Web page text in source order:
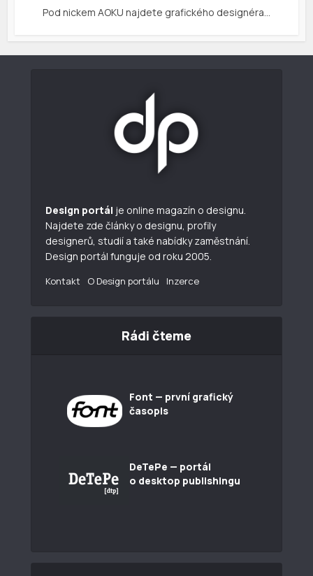
Pod nickem AOKU najdete grafického designéra…
Design portál je online magazín o designu.
Najdete zde články o designu, profily
designerů, studií a také nabídky zaměstnání.
Design portál funguje od roku 2005.
Kontakt O Design portálu Inzerce
Rádi čteme
Font — první grafický
časopis
DeTePe — portál
o desktop publishingu